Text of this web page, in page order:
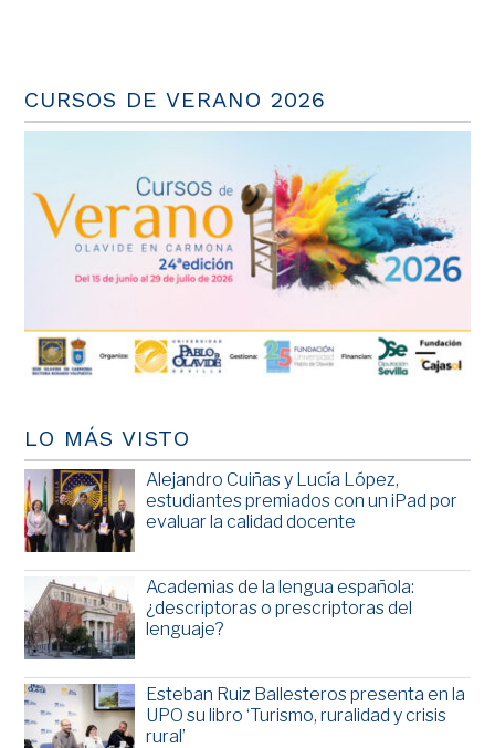
CURSOS DE VERANO 2026
LO MÁS VISTO
Alejandro Cuiñas y Lucía López,
estudiantes premiados con un iPad por
evaluar la calidad docente
Academias de la lengua española:
¿descriptoras o prescriptoras del
lenguaje?
Esteban Ruiz Ballesteros presenta en la
UPO su libro ‘Turismo, ruralidad y crisis
rural’